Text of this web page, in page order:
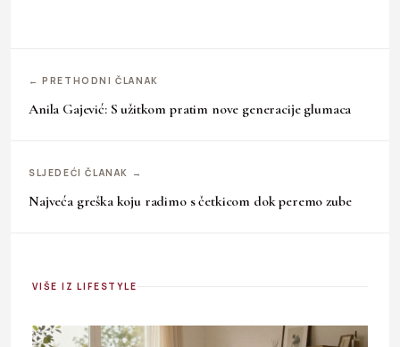
← PRETHODNI ČLANAK
Anila Gajević: S užitkom pratim nove generacije glumaca
SLJEDEĆI ČLANAK →
Najveća greška koju radimo s četkicom dok peremo zube
VIŠE IZ LIFESTYLE